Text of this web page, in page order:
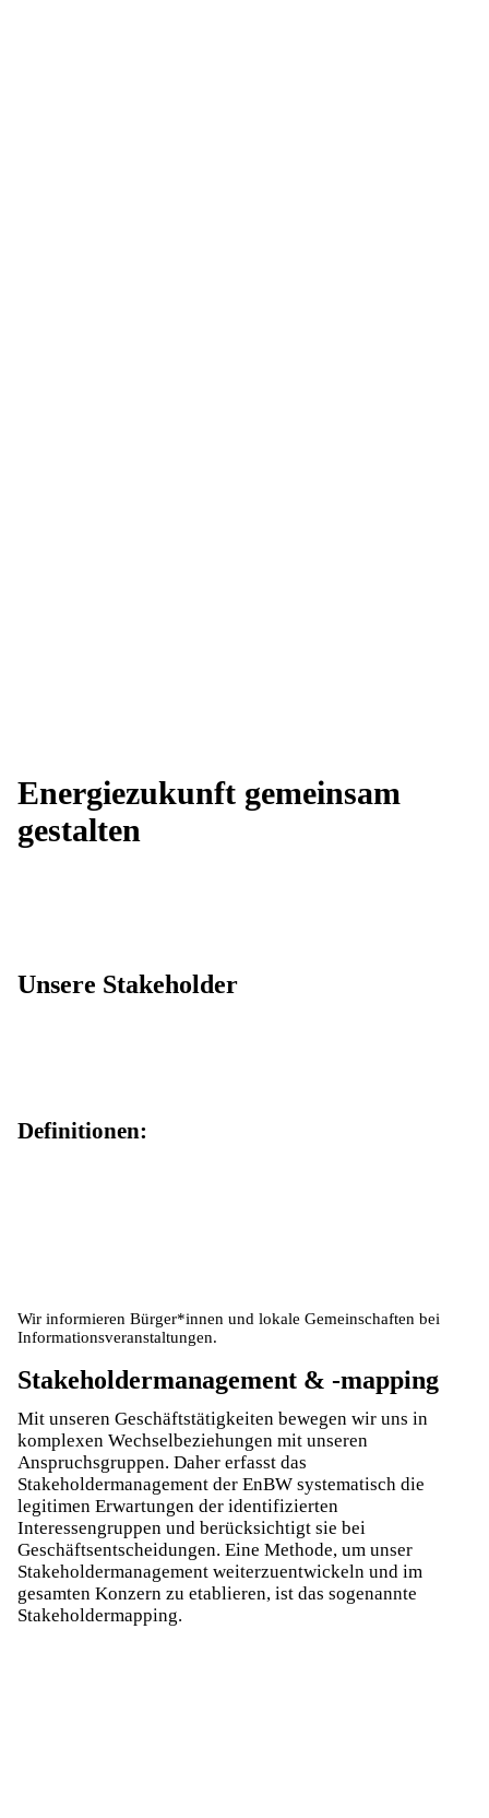
Energiezukunft gemeinsam
gestalten
Unsere Stakeholder
Definitionen:
Wir informieren Bürger*innen und lokale Gemeinschaften bei
Informationsveranstaltungen.
Stakeholdermanagement & -mapping
Mit unseren Geschäftstätigkeiten bewegen wir uns in
komplexen Wechselbeziehungen mit unseren
Anspruchsgruppen. Daher erfasst das
Stakeholdermanagement der EnBW systematisch die
legitimen Erwartungen der identifizierten
Interessengruppen und berücksichtigt sie bei
Geschäftsentscheidungen. Eine Methode, um unser
Stakeholdermanagement weiterzuentwickeln und im
gesamten Konzern zu etablieren, ist das sogenannte
Stakeholdermapping.